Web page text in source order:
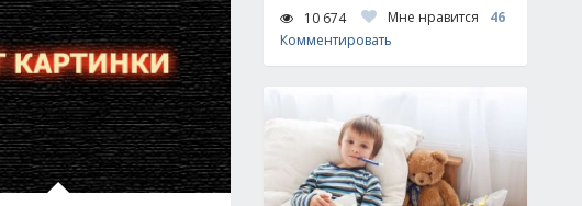
10 674 Мне нравится
46
Комментировать